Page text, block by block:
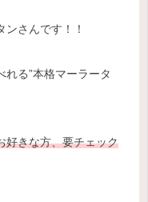
さんです！！
れる”本格マーラータ
好きな方、要チェック